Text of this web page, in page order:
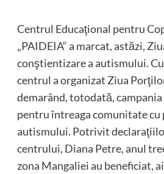
Centrul Educaţional pentru
„PAIDEIA“ a marcat, astăzi,
conştientizare a autismului.
centrul a organizat Ziua
demarând, totodată,
pentru întreaga comunitate cu
autismului. Potrivit
centrului, Diana Petre, anul
zona Mangaliei au beneficiat,